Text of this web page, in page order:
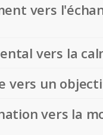
vers
vers la
vers un
vers la